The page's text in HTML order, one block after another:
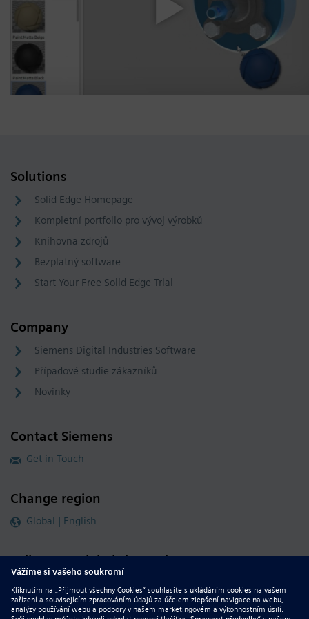
Solutions
Solid Edge Homepage
Kompletní portfolio pro vývoj výrobků
Knihovna zdrojů
Bezplatný software
Start Your Free Solid Edge Trial
Company
Siemens Digital Industries Software
Případové studie zákazníků
Novinky
Contact Siemens
Get in Touch
Change region
Global | English
Follow our global channels